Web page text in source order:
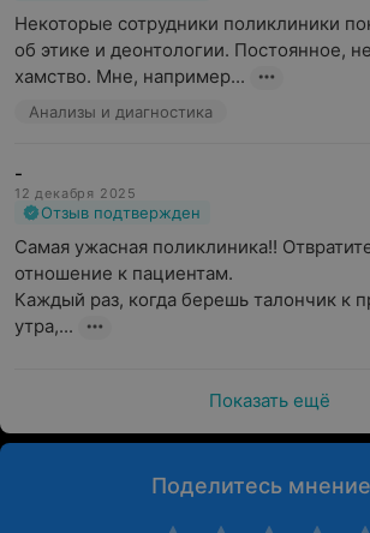
Некоторые сотрудники поликлиники
об этике и деонтологии. Постоянное,
хамство. Мне, например...
Анализы и диагностика
-
12 декабря 2025
Отзыв подтвержден
Самая ужасная поликлиника!!
отношение к пациентам.
Каждый раз, когда берешь талончик к
утра,...
Показать ещё
Поделитесь